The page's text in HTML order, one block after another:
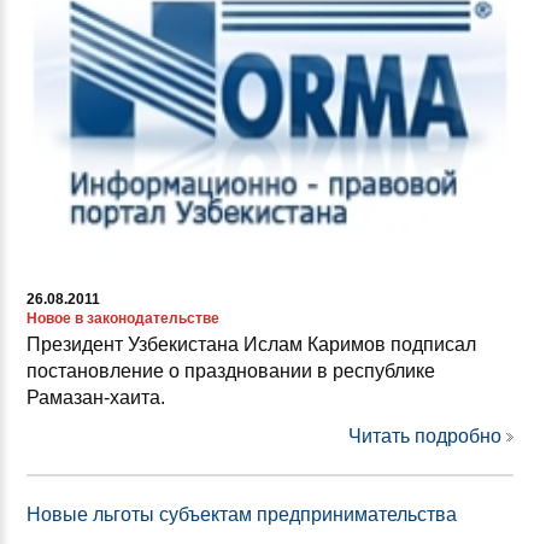
26.08.2011
Новое в законодательстве
Президент Узбекистана Ислам Каримов подписал
постановление о праздновании в республике
Рамазан-хаита.
Читать подробно
Новые льготы субъектам предпринимательства